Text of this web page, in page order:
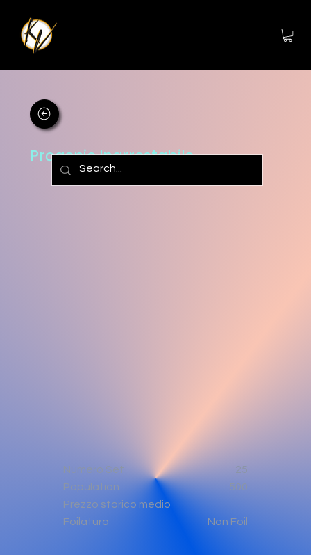
Progenie Inarrestabile
Numero Set
Population
Prezzo storico medio
Foilatura
25
500
Non Foil